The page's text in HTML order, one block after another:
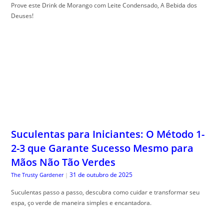
Prove este Drink de Morango com Leite Condensado, A Bebida dos
Deuses!
Suculentas para Iniciantes: O Método 1-
2-3 que Garante Sucesso Mesmo para
Mãos Não Tão Verdes
The Trusty Gardener | 31 de outubro de 2025
Suculentas passo a passo, descubra como cuidar e transformar seu
espa, ço verde de maneira simples e encantadora.